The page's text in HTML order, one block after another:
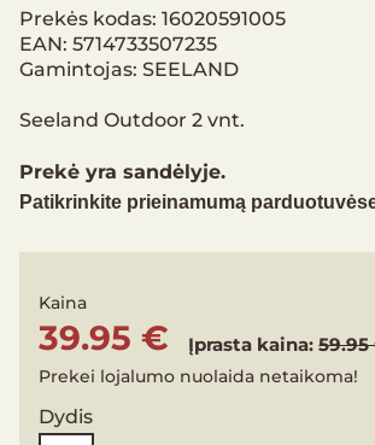
Prekės kodas: 16020591005
EAN: 5714733507235
Gamintojas: SEELAND
Seeland Outdoor 2 vnt.
Prekė yra sandėlyje.
Patikrinkite prieinamumą
Kaina
39.95 € Įprasta kaina:
Prekei lojalumo nuolaida netaikoma!
Dydis